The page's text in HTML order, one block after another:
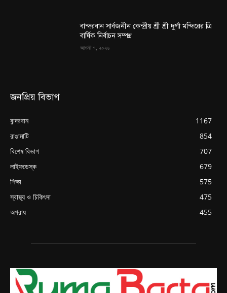
বান্দরবান সার্বজনীন কেন্দ্রীয় শ্রী শ্রী দুর্গা মন্দিরের ত্রি
বার্ষিক নির্বাচন সম্পন্ন
আগস্ট ৭, ২০২৬
জনপ্রিয় বিভাগ
বান্দরবান
1167
রাঙামাটি
854
বিশেষ বিভাগ
707
লাইফডেস্ক
679
শিক্ষা
575
স্বাস্থ্য ও চিকিৎসা
475
অপরাধ
455